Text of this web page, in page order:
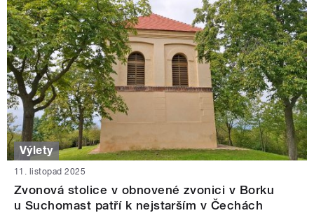
Výlety
11. listopad 2025
Zvonová stolice v obnovené zvonici v Borku
u Suchomast patří k nejstarším v Čechách